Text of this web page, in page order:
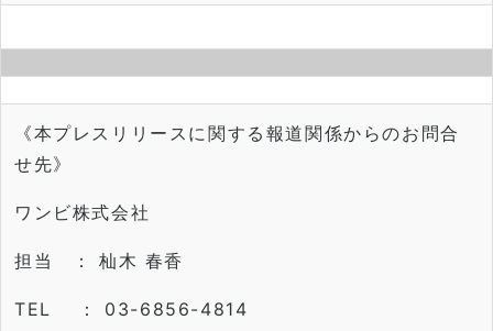
《本プレスリリースに関する報道関係からのお問合
せ先》
ワンビ株式会社
担当 ： 杣木 春香
TEL ： 03-6856-4814